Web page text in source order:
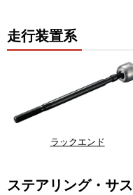
走行装置系
ラックエンド
ステアリング・サス